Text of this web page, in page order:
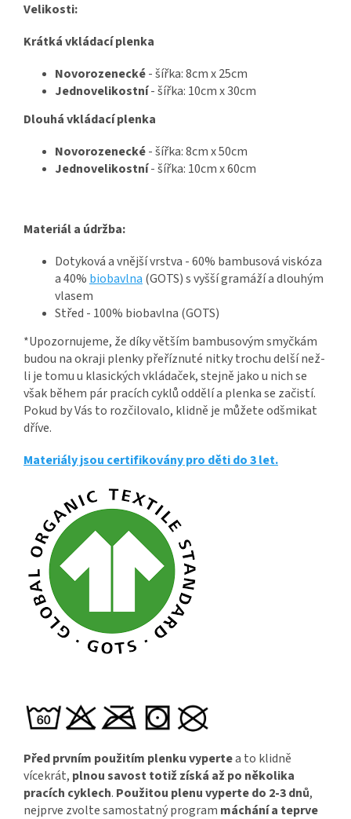
Velikosti:
Krátká vkládací plenka
Novorozenecké- šířka: 8cm x 25cm
Jednovelikostní- šířka: 10cm x 30cm
Dlouhá vkládací plenka
Novorozenecké- šířka: 8cm x 50cm
Jednovelikostní- šířka: 10cm x 60cm
Materiál a údržba:
Dotyková a vnější vrstva - 60% bambusová viskóza
a 40% biobavlna (GOTS) s vyšší gramáží a dlouhým
vlasem
Střed - 100% biobavlna (GOTS)
*Upozornujeme, že díky větším bambusovým smyčkám
budou na okraji plenky přeříznuté nitky trochu delší než-
li je tomu u klasických vkládaček, stejně jako u nich se
však během pár pracích cyklů oddělí a plenka se začistí.
Pokud by Vás to rozčilovalo, klidně je můžete odšmikat
dříve.
Materiály jsou certifikovány pro děti do 3 let.
Před prvním použitím plenku vypertea to klidně
vícekrát, plnou savost totiž získá až po několika
pracích cyklech. Použitou plenu vyperte do 2-3 dnů,
nejprve zvolte samostatný program máchání a teprve